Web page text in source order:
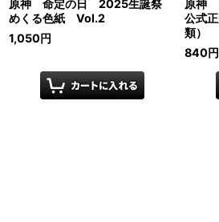
原神 命定の日 2025生誕祭
めくる色紙 Vol.2
1,050円
原神
公式
類）
840円